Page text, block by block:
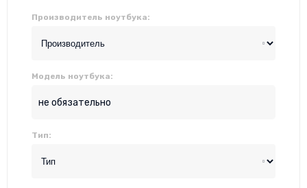
Производитель ноутбука:
Модель ноутбука:
Тип: